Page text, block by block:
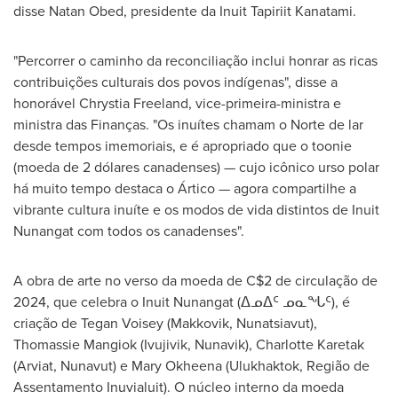
disse Natan Obed, presidente da Inuit Tapiriit Kanatami.
"Percorrer o caminho da reconciliação inclui honrar as ricas
contribuições culturais dos povos indígenas", disse a
honorável Chrystia Freeland, vice-primeira-ministra e
ministra das Finanças. "Os inuítes chamam o Norte de lar
desde tempos imemoriais, e é apropriado que o toonie
(moeda de 2 dólares canadenses) — cujo icônico urso polar
há muito tempo destaca o Ártico — agora compartilhe a
vibrante cultura inuíte e os modos de vida distintos de Inuit
Nunangat com todos os canadenses".
A obra de arte no verso da moeda deC$2de circulação de
2024, que celebra o Inuit Nunangat (ᐃᓄᐃᑦ ᓄᓇᖓᑦ), é
criação deTegan Voisey(Makkovik, Nunatsiavut),
Thomassie Mangiok(Ivujivik, Nunavik), Charlotte Karetak
(Arviat, Nunavut) e Mary Okheena(Ulukhaktok, Região de
Assentamento Inuvialuit). O núcleo interno da moeda